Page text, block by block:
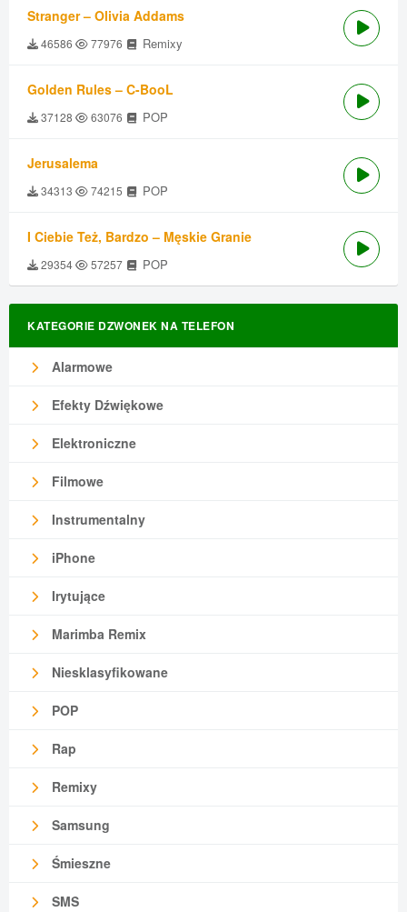
Stranger – Olivia Addams
46586 77976 Remixy
Golden Rules – C-BooL
37128 63076 POP
Jerusalema
34313 74215 POP
I Ciebie Też, Bardzo – Męskie Granie
29354 57257 POP
KATEGORIE DZWONEK NA TELEFON
Alarmowe
Efekty Dźwiękowe
Elektroniczne
Filmowe
Instrumentalny
iPhone
Irytujące
Marimba Remix
Niesklasyfikowane
POP
Rap
Remixy
Samsung
Śmieszne
SMS